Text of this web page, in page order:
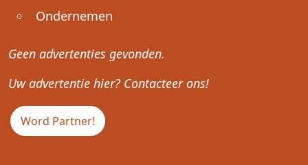
Ondernemen
Geen advertenties gevonden.
Uw advertentie hier? Contacteer ons!
Word Partner!